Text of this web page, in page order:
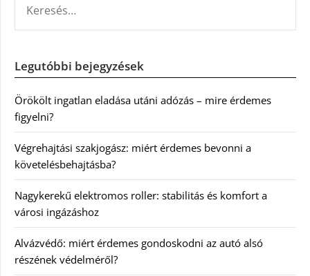
Legutóbbi bejegyzések
Örökölt ingatlan eladása utáni adózás – mire érdemes
figyelni?
Végrehajtási szakjogász: miért érdemes bevonni a
követelésbehajtásba?
Nagykerekű elektromos roller: stabilitás és komfort a
városi ingázáshoz
Alvázvédő: miért érdemes gondoskodni az autó alsó
részének védelméről?